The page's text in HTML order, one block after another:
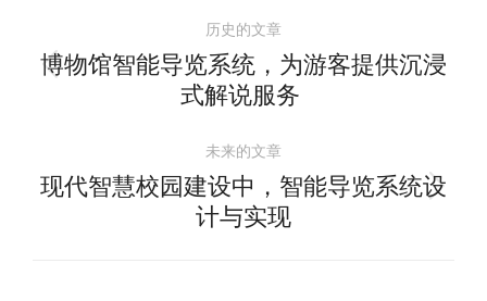
章
航
历史的文章
历
史
的
文
章：
博物馆智能导览系统，为游客提供沉浸
式解说服务
未来的文章
未
来
现代智慧校园建设中，智能导览系统设
计与实现